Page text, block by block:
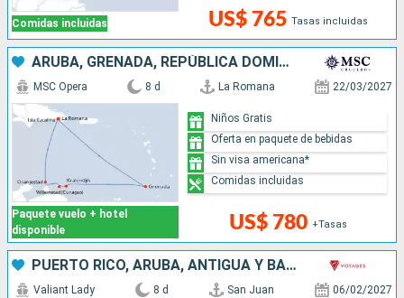
Comidas incluidas US$ 765 Tasas incluidas
ARUBA, GRENADA, REPÚBLICA DOMINICANA
Paquete vuelo + hotel
disponible
MSC Opera 8 d La Romana 22/03/2027
US$ 780 +Tasas
Niños Gratis
Oferta en paquete de bebidas
Sin visa americana*
Comidas incluidas
PUERTO RICO, ARUBA, ANTIGUA Y BARBUDA, SAN MARTÍN
Valiant Lady 8 d San Juan 06/02/2027